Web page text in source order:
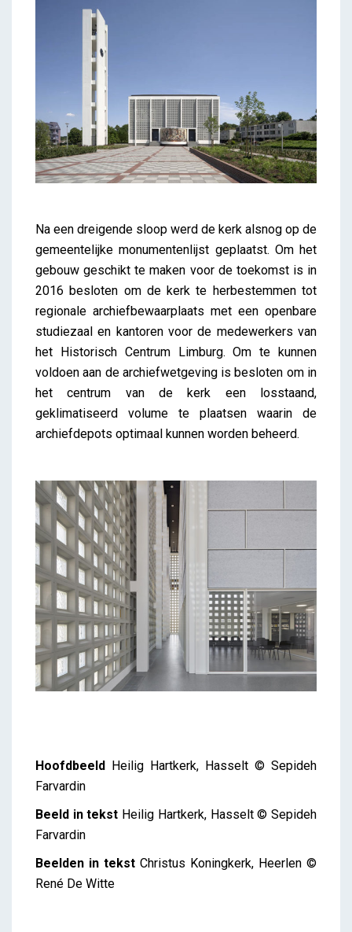
Na een dreigende sloop werd de kerk alsnog op de
gemeentelijke monumentenlijst geplaatst. Om het
gebouw geschikt te maken voor de toekomst is in
2016 besloten om de kerk te herbestemmen tot
regionale archiefbewaarplaats met een openbare
studiezaal en kantoren voor de medewerkers van
het Historisch Centrum Limburg. Om te kunnen
voldoen aan de archiefwetgeving is besloten om in
het centrum van de kerk een losstaand,
geklimatiseerd volume te plaatsen waarin de
archiefdepots optimaal kunnen worden beheerd.
Hoofdbeeld Heilig Hartkerk, Hasselt © Sepideh
Farvardin
Beeld in tekst Heilig Hartkerk, Hasselt © Sepideh
Farvardin
Beelden in tekst Christus Koningkerk, Heerlen ©
René De Witte